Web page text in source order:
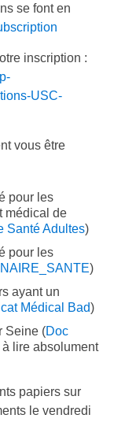
se font en
inscription :
USC-
vous être
pour les
médical de
Santé Adultes)
pour les
)
ayant un
Médical Bad)
Seine (Doc
lire absolument
papiers sur
le vendredi